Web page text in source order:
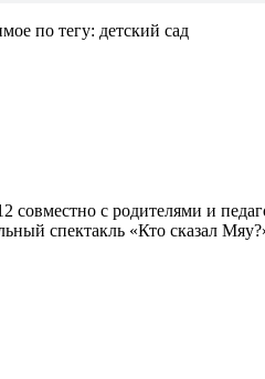
по тегу: детский сад
с родителями и
спектакль «Кто сказал